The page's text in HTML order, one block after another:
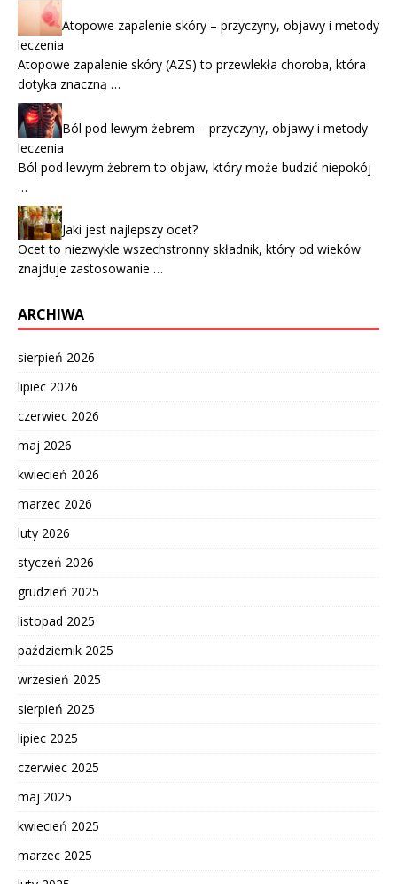
Atopowe zapalenie skóry – przyczyny, objawy i metody
leczenia
Atopowe zapalenie skóry (AZS) to przewlekła choroba, która
dotyka znaczną …
Ból pod lewym żebrem – przyczyny, objawy i metody
leczenia
Ból pod lewym żebrem to objaw, który może budzić niepokój
…
Jaki jest najlepszy ocet?
Ocet to niezwykle wszechstronny składnik, który od wieków
znajduje zastosowanie …
ARCHIWA
sierpień 2026
lipiec 2026
czerwiec 2026
maj 2026
kwiecień 2026
marzec 2026
luty 2026
styczeń 2026
grudzień 2025
listopad 2025
październik 2025
wrzesień 2025
sierpień 2025
lipiec 2025
czerwiec 2025
maj 2025
kwiecień 2025
marzec 2025